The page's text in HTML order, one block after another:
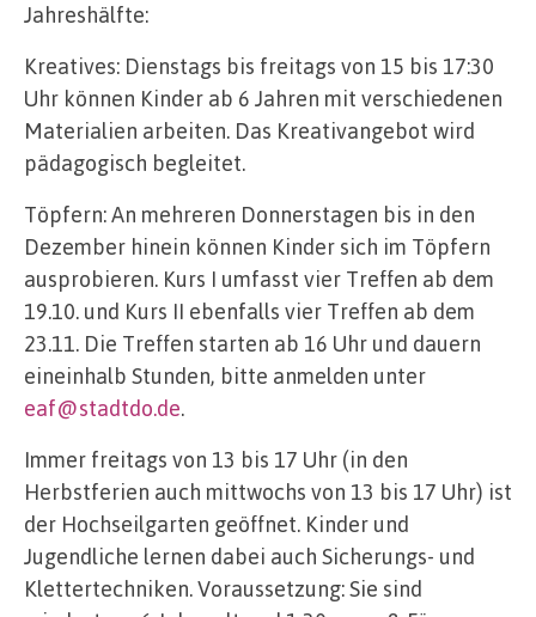
Jahreshälfte:
Kreatives: Dienstags bis freitags von 15 bis 17:30
Uhr können Kinder ab 6 Jahren mit verschiedenen
Materialien arbeiten. Das Kreativangebot wird
pädagogisch begleitet.
Töpfern: An mehreren Donnerstagen bis in den
Dezember hinein können Kinder sich im Töpfern
ausprobieren. Kurs I umfasst vier Treffen ab dem
19.10. und Kurs II ebenfalls vier Treffen ab dem
23.11. Die Treffen starten ab 16 Uhr und dauern
eineinhalb Stunden, bitte anmelden unter
eaf@stadtdo.de.
Immer freitags von 13 bis 17 Uhr (in den
Herbstferien auch mittwochs von 13 bis 17 Uhr) ist
der Hochseilgarten geöffnet. Kinder und
Jugendliche lernen dabei auch Sicherungs- und
Klettertechniken. Voraussetzung: Sie sind